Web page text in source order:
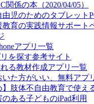
関係の本（2020/04/05）
由児のためのタブレット
教育の実践情報サポート
アプリ一覧
を探す参考サイト
る教材作成アプリ一覧
いた方がいい、無料アプ
】肢体不自由教育で使え
ある子どものiPad利用